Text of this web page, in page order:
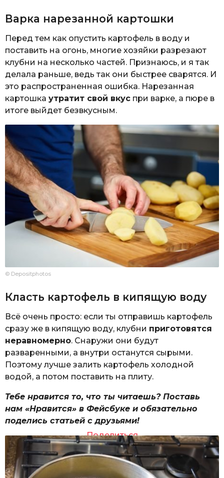
Варка нарезанной картошки
Перед тем как опустить картофель в воду и
поставить на огонь, многие хозяйки разрезают
клубни на несколько частей. Признаюсь, и я так
делала раньше, ведь так они быстрее сварятся. И
это распространенная ошибка. Нарезанная
картошка утратит свой вкус при варке, а пюре в
итоге выйдет безвкусным.
© Depositphotos
Класть картофель в кипящую воду
Всё очень просто: если ты отправишь картофель
сразу же в кипящую воду, клубни приготовятся
неравномерно. Снаружи они будут
разваренными, а внутри останутся сырыми.
Поэтому лучше залить картофель холодной
водой, а потом поставить на плиту.
Тебе нравится то, что ты читаешь? Поставь
нам «Нравится» в Фейсбуке и обязательно
поделись статьей с друзьями!
Поделиться